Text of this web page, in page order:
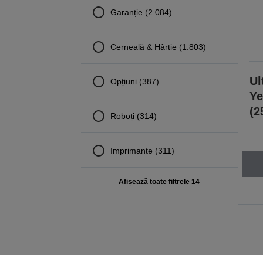
Garanție (2.084)
Cerneală & Hârtie (1.803)
Opțiuni (387)
Roboți (314)
Imprimante (311)
Afișează toate filtrele 14